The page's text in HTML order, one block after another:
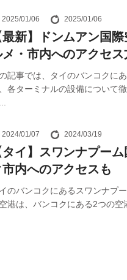
2025/01/06 2025/01/06
最新】ドンムアン国
メ・市内へのアクセ
記事では、タイのバンコクに
各ターミナルの設備について
2024/01/07 2024/03/19
タイ】スワンナプー
市内へのアクセスも
のバンコクにあるスワンナプ
港は、バンコクにある2つの空